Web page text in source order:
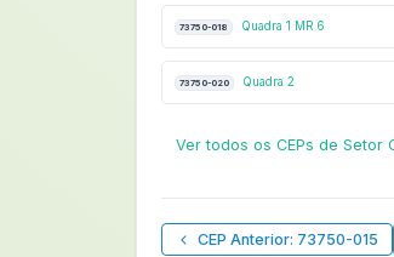
73750-018 Quadra 1 MR 6
73750-020 Quadra 2
Ver todos os CEPs de Setor
CEP Anterior: 73750-015